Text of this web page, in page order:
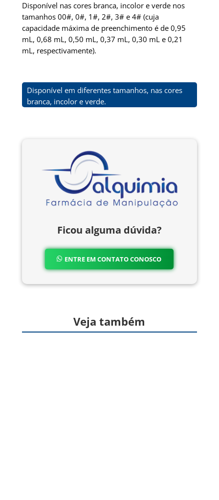
Disponível nas cores branca, incolor e verde nos
tamanhos 00#, 0#, 1#, 2#, 3# e 4# (cuja
capacidade máxima de preenchimento é de 0,95
mL, 0,68 mL, 0,50 mL, 0,37 mL, 0,30 mL e 0,21
mL, respectivamente).
Disponível em diferentes tamanhos, nas cores
branca, incolor e verde.
Ficou alguma dúvida?
ENTRE EM CONTATO CONOSCO
Veja também